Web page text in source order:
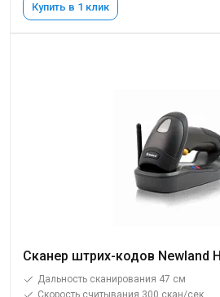
Купить в 1 клик
Сканер штрих-кодов Newland
Дальность сканирования 47 см
Скорость считывания 300 скан/сек